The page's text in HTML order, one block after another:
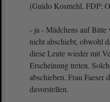
(Guido Kosmehl, FDP:
- ja - Mädchens auf Bitte
nicht abschiebt, obwohl
diese Leute wieder mit
Erscheinung treten.
abschieben. Frau Faeser
davorstellen.